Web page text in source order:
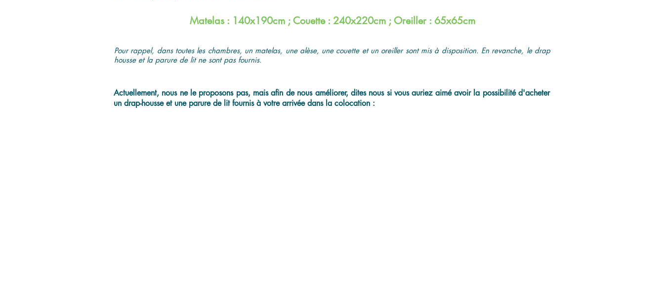
Matelas : 140x190cm ; Couette : 240x220cm ; Oreiller : 65x65cm
Pour rappel, dans toutes les chambres, un matelas, une alèse, une couette et un oreiller sont mis à disposition. En revanche, le drap
housse et la parure de lit ne sont pas fournis.
Actuellement, nous ne le proposons pas, mais afin de nous améliorer, dites nous si vous auriez aimé avoir la possibilité d'acheter
un drap-housse et une parure de lit fournis à votre arrivée dans la colocation :